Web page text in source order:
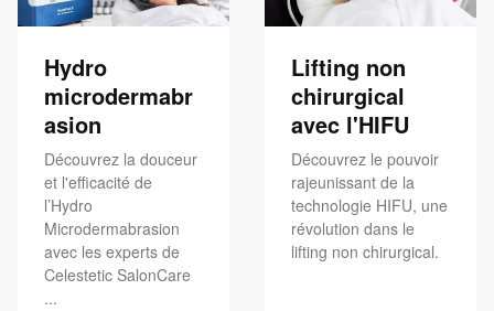
Hydro
microdermabr
asion
Découvrez la douceur
et l'efficacité de
l’Hydro
Microdermabrasion
avec les experts de
Celestetic SalonCare
...
Lifting non
chirurgical
avec l'HIFU
Découvrez le pouvoir
rajeunissant de la
technologie HIFU, une
révolution dans le
lifting non chirurgical.